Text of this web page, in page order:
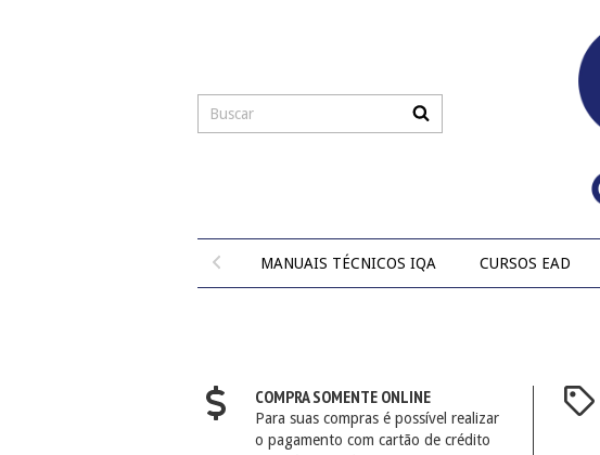
MANUAIS TÉCNICOS IQA CURSOS EAD
COMPRA SOMENTE ONLINE
Para suas compras é possível realizar
o pagamento com cartão de crédito